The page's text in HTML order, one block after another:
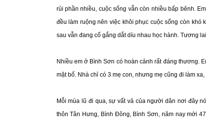
rủi phần nhiều, cuộc sống vẫn còn nhiều bấp bênh.
đều làm ruộng nên việc khôi phục cuộc sống còn
sau vẫn đang cố gắng dắt díu nhau học hành. Tương
Nhiều em ở Bình Sơn có hoàn cảnh rất đáng thương.
mặt bố. Nhà chỉ có 3 mẹ con, nhưng mẹ cũng đi làm
Mỗi mùa lũ đi qua, sự vất vả của người dân nơi đây
thôn Tân Hưng, Bình Đông, Bình Sơn, năm nay mới